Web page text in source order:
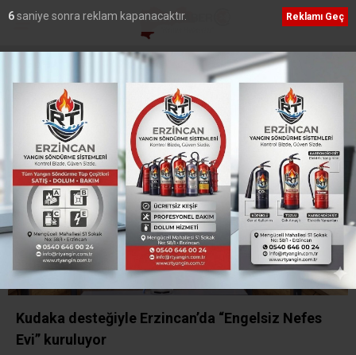
Etiket:SOGEP
Kudaka desteğiyle Erzincan’da “Engelsiz Nefes
Evi” kuruluyor
6saniye sonra reklam kapanacaktır. Reklamı Geç